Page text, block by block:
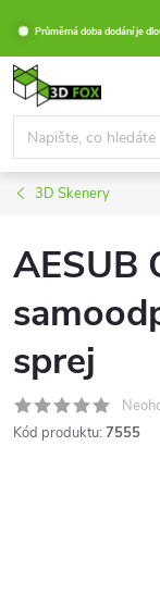
obsah
Průměrná doba dodání je
3D Skenery
AESUB
sprej
Kód produktu: 7555